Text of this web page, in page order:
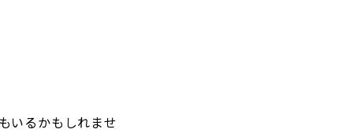
いるかもしれませ